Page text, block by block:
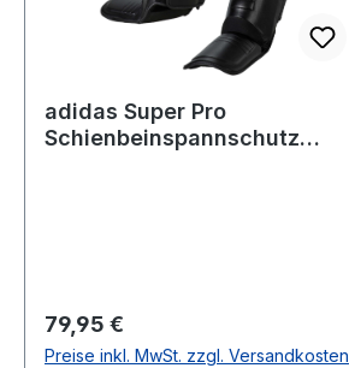
adidas Super Pro
Schienbeinspannschutz
Regulärer Preis:
79,95 €
Preise inkl. MwSt. zzgl. Versandkosten